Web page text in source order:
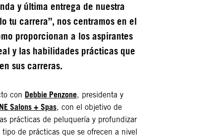
y última entrega de nuestra
tu carrera”, nos centramos en el
proporcionan a los aspirantes
y las habilidades prácticas que
sus carreras.
con Debbie Penzone, presidenta y
Salons + Spas, con el objetivo de
prácticas de peluquería y profundizar
de prácticas que se ofrecen a nivel